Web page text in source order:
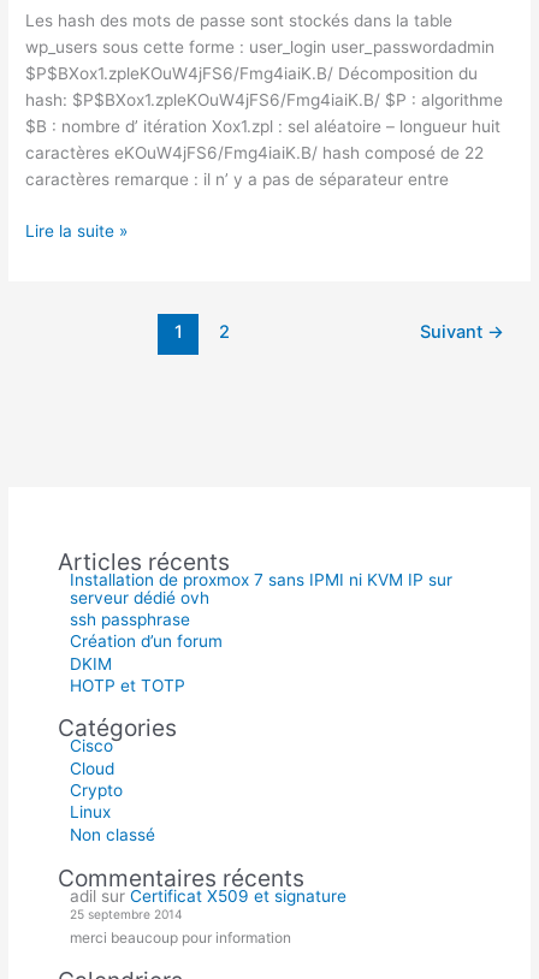
Les hash des mots de passe sont stockés dans la table
wp_users sous cette forme : user_login user_passwordadmin
$P$BXox1.zpleKOuW4jFS6/Fmg4iaiK.B/ Décomposition du
hash: $P$BXox1.zpleKOuW4jFS6/Fmg4iaiK.B/ $P : algorithme
$B : nombre d’ itération Xox1.zpl : sel aléatoire – longueur huit
caractères eKOuW4jFS6/Fmg4iaiK.B/ hash composé de 22
caractères remarque : il n’ y a pas de séparateur entre
hash
Lire la suite »
1 2 Suivant →
Articles récents
Installation de proxmox 7 sans IPMI ni KVM IP sur
serveur dédié ovh
ssh passphrase
Création d’un forum
DKIM
HOTP et TOTP
Catégories
Cisco
Cloud
Crypto
Linux
Non classé
Commentaires récents
adil surCertificat X509 et signature
25 septembre 2014
merci beaucoup pour information